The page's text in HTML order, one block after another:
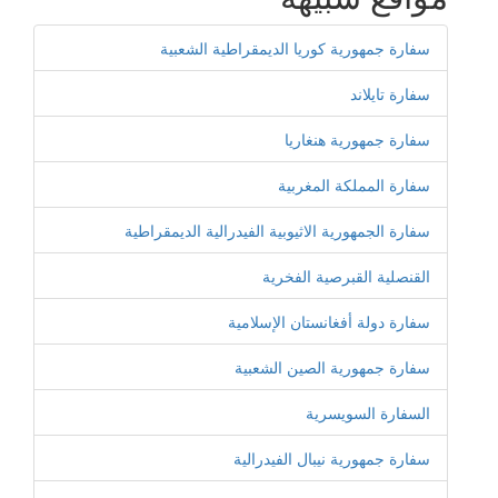
سفارة جمهورية كوريا الديمقراطية الشعبية
سفارة تايلاند
سفارة جمهورية هنغاريا
سفارة المملكة المغربية
سفارة الجمهورية الاثيوبية الفيدرالية الديمقراطية
القنصلية القبرصية الفخرية
سفارة دولة أفغانستان الإسلامية
سفارة جمهورية الصين الشعبية
السفارة السويسرية
سفارة جمهورية نيبال الفيدرالية